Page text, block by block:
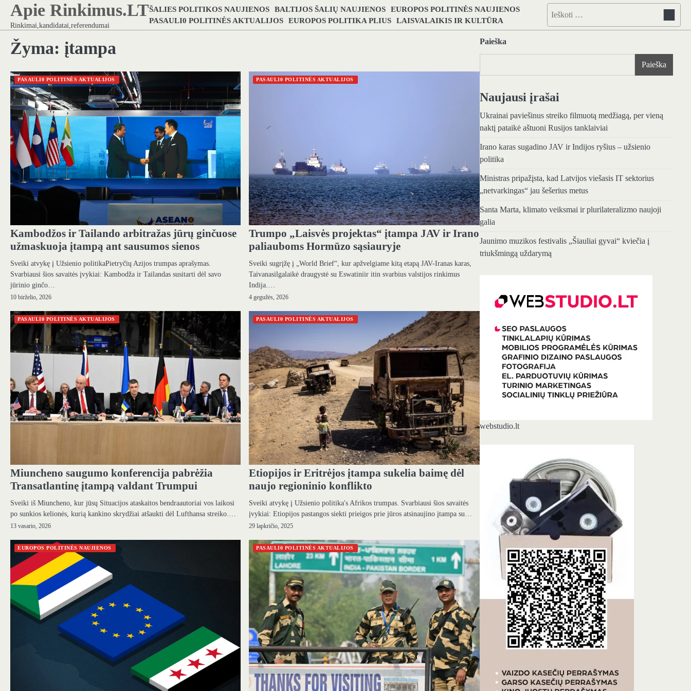
Skip
content
Apie Rinkimus.LT
Rinkimai,kandidatai,referendumai
ŠALIES POLITIKOS NAUJIENOS BALTIJOS ŠALIŲ NAUJIENOS EUROPOS POLITINĖS NAUJIENOS
PASAULI0 POLITINĖS AKTUALIJOS EUROPOS POLITIKA PLIUS LAISVALAIKIS IR KULTŪRA
Ieškoti:
Žyma: įtampa
PASAULI0 POLITINĖS AKTUALIJOS
Kambodžos ir Tailando arbitražas jūrų ginčuose
užmaskuoja įtampą ant sausumos sienos
Sveiki atvykę į Užsienio politikaPietryčių Azijos trumpas aprašymas.
Svarbiausi šios savaitės įvykiai: Kambodža ir Tailandas susitarti dėl savo
jūrinio ginčo…
10 birželio, 2026
PASAULI0 POLITINĖS AKTUALIJOS
Trumpo „Laisvės projektas“ įtampa JAV ir Irano
paliauboms Hormūzo sąsiauryje
Sveiki sugrįžę į „World Brief“, kur apžvelgiame kitą etapą JAV-Iranas karas,
Taivanasilgalaikė draugystė su Eswatiniir itin svarbius valstijos rinkimus
Indija.…
4 gegužės, 2026
PASAULI0 POLITINĖS AKTUALIJOS
Miuncheno saugumo konferencija pabrėžia
Transatlantinę įtampą valdant Trumpui
Sveiki iš Miuncheno, kur jūsų Situacijos ataskaitos bendraautoriai vos laikosi
po sunkios kelionės, kurią kankino skrydžiai atšaukti dėl Lufthansa streiko.…
13 vasario, 2026
PASAULI0 POLITINĖS AKTUALIJOS
Etiopijos ir Eritrėjos įtampa sukelia baimę dėl
naujo regioninio konflikto
Sveiki atvykę į Užsienio politika's Afrikos trumpas. Svarbiausi šios savaitės
įvykiai: Etiopijos pastangos siekti prieigos prie jūros atsinaujino įtampa su…
29 lapkričio, 2025
EUROPOS POLITINĖS NAUJIENOS PASAULI0 POLITINĖS AKTUALIJOS
Paieška
Paieška
Naujausi įrašai
Ukrainai paviešinus streiko filmuotą medžiagą, per vieną
naktį pataikė aštuoni Rusijos tanklaiviai
Irano karas sugadino JAV ir Indijos ryšius – užsienio
politika
Ministras pripažįsta, kad Latvijos viešasis IT sektorius
„netvarkingas“ jau šešerius metus
Santa Marta, klimato veiksmai ir plurilateralizmo naujoji
galia
Jaunimo muzikos festivalis „Šiauliai gyvai“ kviečia į
triukšmingą uždarymą
webstudio.lt